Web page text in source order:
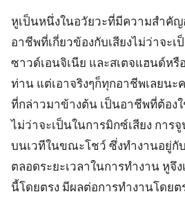
หูเป็นหนึ่งในอวัยวะที่มีความสำคัญ
อาชีพที่เกี่ยวข้องกับเสียงไม่ว่าจะ
ซาวด์เอนจิเนีย และสเตจแฮนด์หรื
ท่าน แต่เอาจริงๆก็ทุกอาชีพเลยนะ
ที่กล่าวมาข้างต้น เป็นอาชีพที่ต้อง
ไม่ว่าจะเป็นในการมิกซ์เสียง กา
บนเวทีในขณะโชว์ ซึ่งทำงานอยู่กั
ตลอดระยะเวลาในการทำงาน หูจึ
นี้โดยตรง มีผลต่อการทำงานโดย